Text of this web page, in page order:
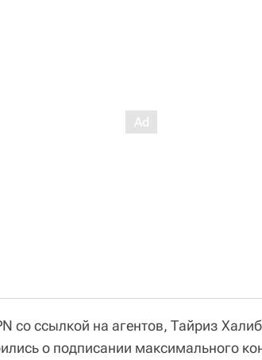
со ссылкой на агентов, Тайриз
о подписании максимального